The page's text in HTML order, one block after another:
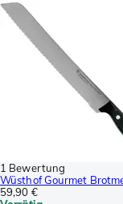
1 Bewertung
Wüsthof Gourmet
59,90 €